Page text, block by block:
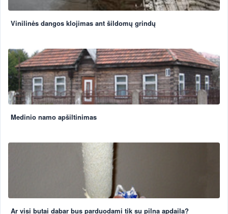
Vinilinės dangos klojimas ant šildomų grindų
Medinio namo apšiltinimas
Ar visi butai dabar bus parduodami tik su pilna apdaila?